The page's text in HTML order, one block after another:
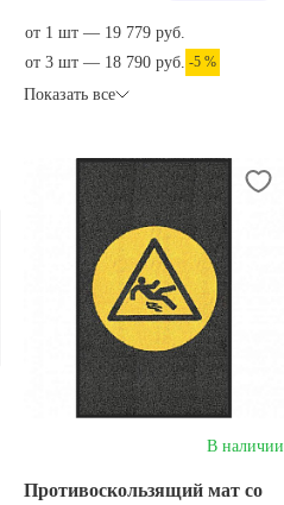
от 1 шт — 19 779 руб.
от 3 шт — 18 790 руб. -5 %
Показать все
В наличии
Противоскользящий мат со